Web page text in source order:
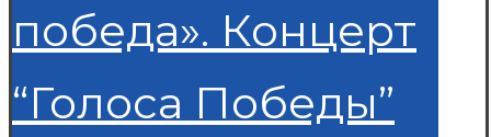
победа». Концерт
“Голоса Победы”